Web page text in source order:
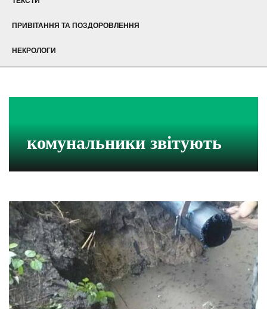
ПРИВІТАННЯ ТА ПОЗДОРОВЛЕННЯ
НЕКРОЛОГИ
комунальники звітують